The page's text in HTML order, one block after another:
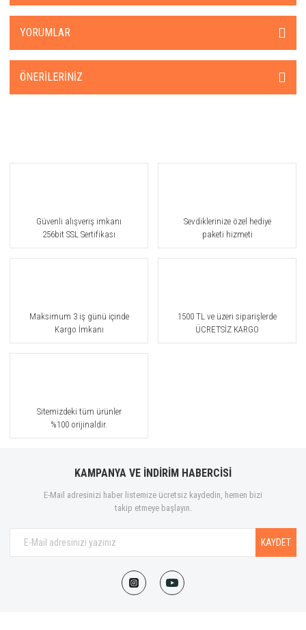
YORUMLAR
ÖNERILERINIZ
Güvenli alışveriş imkanı
256bit SSL Sertifikası
Sevdiklerinize özel hediye
paketi hizmeti
Maksimum 3 iş günü içinde
Kargo İmkanı
1500 TL ve üzeri siparişlerde
ÜCRETSİZ KARGO
Sitemizdeki tüm ürünler
%100 orijinaldir.
KAMPANYA VE İNDİRİM HABERCİSİ
E-Mail adresinizi haber listemize ücretsiz kaydedin, hemen bizi
takip etmeye başlayın.
KAYDET